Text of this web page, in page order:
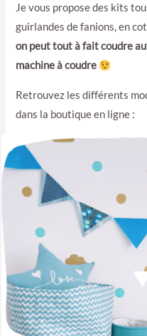
Je vous propose des kits
guirlandes de fanions, en
on peut tout à fait coudre
machine à coudre
Retrouvez les différents
dans la boutique en ligne :